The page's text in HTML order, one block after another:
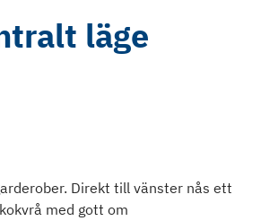
läge
Direkt till vänster nås ett
med gott om